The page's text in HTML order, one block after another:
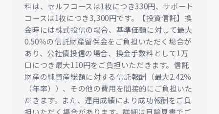
料は、セルフコースは1枚につき330円、サポート
コースは1枚につき3,300円です。【投資信託】換
金時には株式投信の場合、基準価額に対して最大
0.50％の信託財産留保金をご負担いただく場合が
あり、公社債投信の場合、換金手数料として1万
口につき最大110円をご負担いただきます。信託
財産の純資産総額に対する信託報酬（最大2.42％
（年率））、その他の費用を間接的にご負担いた
だきます。また、運用成績により成功報酬をご負
担いただく場合があります。詳細は目論見書でご